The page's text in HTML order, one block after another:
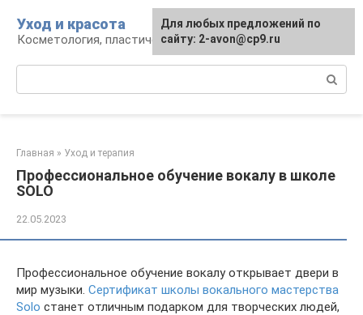
контенту
Уход и красота
Косметология, пластическая хирургия, уход
Главная » Уход и терапия
Профессиональное обучение вокалу в школе
SOLO
22.05.2023
Профессиональное обучение вокалу открывает двери в
мир музыки. Сертификат школы вокального мастерства
Solo станет отличным подарком для творческих людей,
Для любых предложений по
сайту: 2-avon@cp9.ru